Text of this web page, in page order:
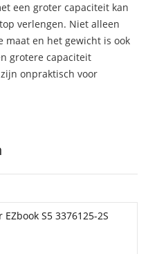
een groter capaciteit kan
verlengen. Niet alleen
maat en het gewicht is ook
grotere capaciteit
onpraktisch voor